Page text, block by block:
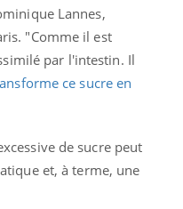
Lannes,
"Comme il est
par l'intestin. Il
ce sucre en
de sucre peut
et, à terme, une